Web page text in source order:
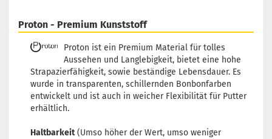
Proton - Premium Kunststoff
Proton ist ein Premium Material für tolles
Aussehen und Langlebigkeit, bietet eine hohe
Strapazierfähigkeit, sowie beständige Lebensdauer. Es
wurde in transparenten, schillernden Bonbonfarben
entwickelt und ist auch in weicher Flexibilität für Putter
erhältlich.
Haltbarkeit(Umso höher der Wert, umso weniger